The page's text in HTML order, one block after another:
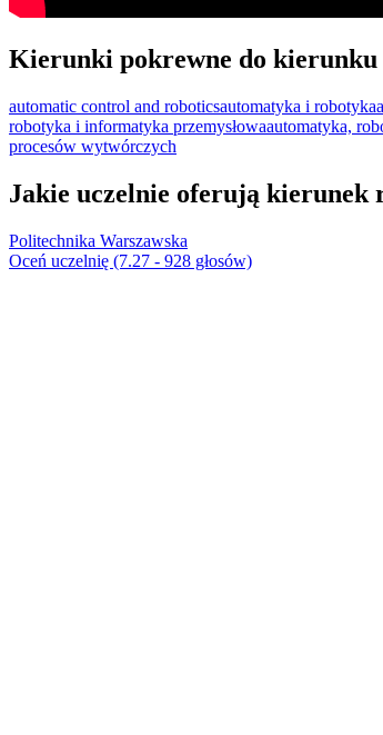
Kierunki pokrewne do
automatic control and roboticsautomatyka i robotyka
robotyka i informatyka przemysłowaautomatyka,
procesów wytwórczych
Jakie uczelnie oferują kierunek
Politechnika Warszawska
Oceń uczelnię (7.27 - 928 głosów)